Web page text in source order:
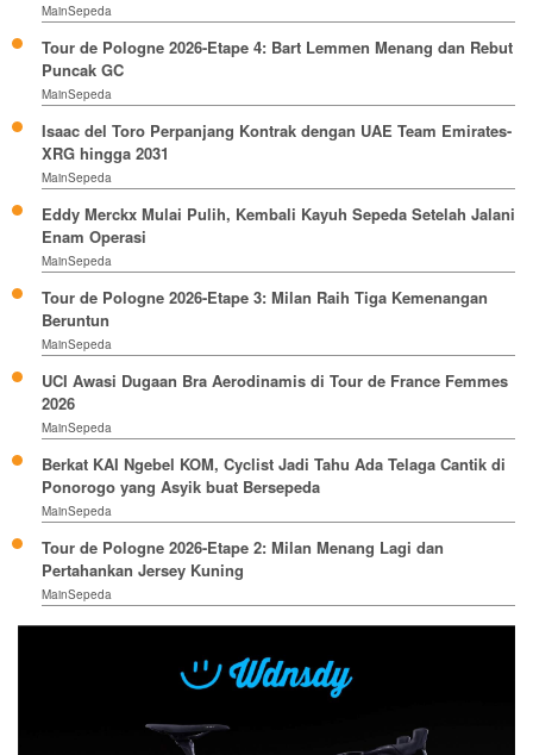
MainSepeda
Tour de Pologne 2026-Etape 4: Bart Lemmen Menang dan Rebut
Puncak GC
MainSepeda
Isaac del Toro Perpanjang Kontrak dengan UAE Team Emirates-
XRG hingga 2031
MainSepeda
Eddy Merckx Mulai Pulih, Kembali Kayuh Sepeda Setelah Jalani
Enam Operasi
MainSepeda
Tour de Pologne 2026-Etape 3: Milan Raih Tiga Kemenangan
Beruntun
MainSepeda
UCI Awasi Dugaan Bra Aerodinamis di Tour de France Femmes
2026
MainSepeda
Berkat KAI Ngebel KOM, Cyclist Jadi Tahu Ada Telaga Cantik di
Ponorogo yang Asyik buat Bersepeda
MainSepeda
Tour de Pologne 2026-Etape 2: Milan Menang Lagi dan
Pertahankan Jersey Kuning
MainSepeda